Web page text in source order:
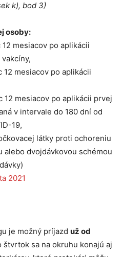
k), bod 3)
osoby:
mesiacov po aplikácii
12 mesiacov po aplikácii
12 mesiacov po aplikácii prvej
v intervale do 180 dní od
19,
látky proti ochoreniu
alebo dvojdávkovou schémou
2021
je možný príjazd už od
štvrtok sa na okruhu konajú aj